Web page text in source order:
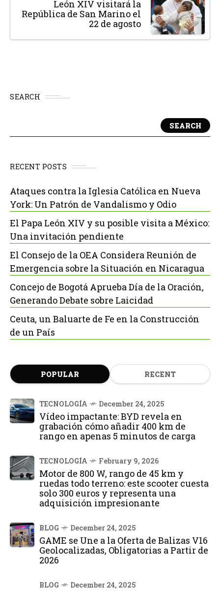
León XIV visitará la
República de San Marino el
22 de agosto
SEARCH
SEARCH
RECENT POSTS
Ataques contra la Iglesia Católica en Nueva
York: Un Patrón de Vandalismo y Odio
El Papa León XIV y su posible visita a México:
Una invitación pendiente
El Consejo de la OEA Considera Reunión de
Emergencia sobre la Situación en Nicaragua
Concejo de Bogotá Aprueba Día de la Oración,
Generando Debate sobre Laicidad
Ceuta, un Baluarte de Fe en la Construcción
de un País
POPULAR RECENT
TECNOLOGÍA December 24, 2025
Vídeo impactante: BYD revela en
grabación cómo añadir 400 km de
rango en apenas 5 minutos de carga
TECNOLOGÍA February 9, 2026
Motor de 800 W, rango de 45 km y
ruedas todo terreno: este scooter cuesta
solo 300 euros y representa una
adquisición impresionante
BLOG December 24, 2025
GAME se Une a la Oferta de Balizas V16
Geolocalizadas, Obligatorias a Partir de
2026
BLOG December 24, 2025